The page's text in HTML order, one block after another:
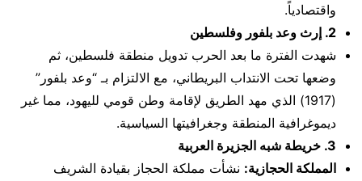
واقتصادياً.
2. إرث وعد بلفور وفلسطين
شهدت الفترة ما بعد الحرب تدويل منطقة فلسطين، ثم
وضعها تحت الانتداب البريطاني، مع الالتزام بـ “وعد بلفور”
(1917) الذي مهد الطريق لإقامة وطن قومي لليهود، مما غير
ديموغرافية المنطقة وجغرافيتها السياسية.
3. خريطة شبه الجزيرة العربية
المملكة الحجازية: نشأت مملكة الحجاز بقيادة الشريف